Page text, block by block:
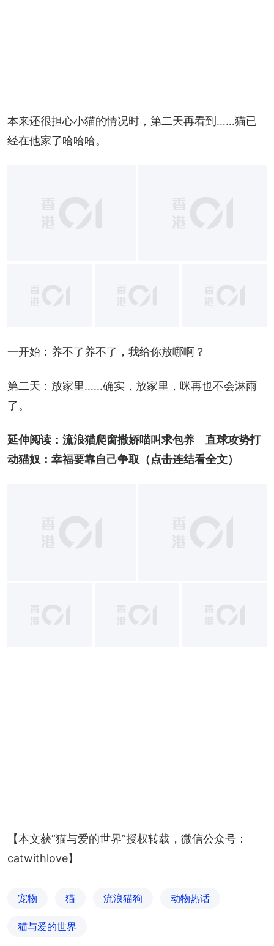
本来还很担心小猫的情况时，第二天再看到……猫已
经在他家了哈哈哈。
+1
一开始：养不了养不了，我给你放哪啊？
第二天：放家里……确实，放家里，咪再也不会淋雨
了。
延伸阅读： 流浪猫爬窗撒娇喵叫求包养　直球攻势打
动猫奴：幸福要靠自己争取 （点击连结看全文）
【本文获“猫与爱的世界”授权转载，微信公众号：
catwithlove】
宠物 猫 流浪猫狗 动物热话
猫与爱的世界